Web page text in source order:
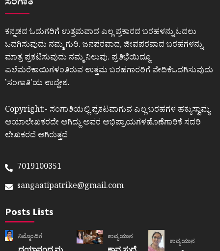
ಸಂಗಾತಿ
ಕನ್ನಡದ ಓದುಗರಿಗೆ ಉತ್ತಮವಾದ ಎಲ್ಲ ಪ್ರಕಾರದ ಬರಹಳನ್ನು ಓದಲು
ಒದಗಿಸುವುದು ನಮ್ಮ ಗುರಿ. ಜನಪರವಾದ, ಜೀವಪರವಾದ ಬರಹಗಳನ್ನು
ಮಾತ್ರ ಪ್ರಕಟಿಸುವುದು ನಮ್ಮ ನಿಲುವು. ಪ್ರತಿಭೆಯಿದ್ದೂ
ಎಲೆಮರೆಕಾಯಿಗಳಂತಿರುವ ಉತ್ತಮ ಬರಹಗಾರರಿಗೆ ವೇದಿಕೆಒದಗಿಸುವುದು
ʼಸಂಗಾತಿʼಯ ಉದ್ದೇಶ.
Copyright:- ಸಂಗಾತಿಯಲ್ಲಿ ಪ್ರಕಟವಾಗುವ ಎಲ್ಲ ಬರಹಗಳ ಹಕ್ಕುಸ್ವಾಮ್ಯ
ಆಯಾಲೇಖಕರದೇ ಆಗಿದ್ದು ಅವರ ಅಭಿಪ್ರಾಯಗಳಹೊಣೆಗಾರಿಕೆ ಸದರಿ
ಲೇಖಕರದೆ ಆಗಿರುತ್ತದೆ
7019100351
sangaatipatrike@gmail.com
Posts Lists
ನಿಮ್ಮೊಂದಿಗೆ ಕಾವ್ಯಯಾನ
ಕಾವ್ಯಯಾನ